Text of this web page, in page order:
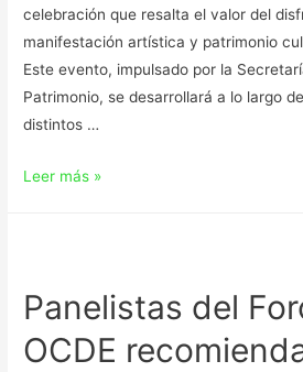
celebración que resalta el valor del
manifestación artística y patrimonio
Este evento, impulsado por la
Patrimonio, se desarrollará a lo largo
distintos …
Leer más »
Panelistas del
OCDE